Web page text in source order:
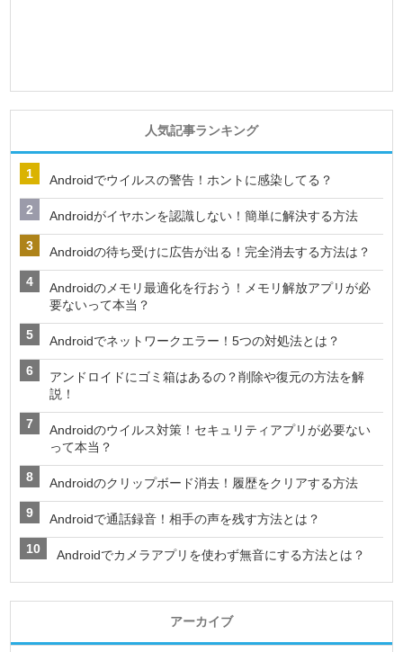
人気記事ランキング
Androidでウイルスの警告！ホントに感染してる？
Androidがイヤホンを認識しない！簡単に解決する方法
Androidの待ち受けに広告が出る！完全消去する方法は？
Androidのメモリ最適化を行おう！メモリ解放アプリが必
要ないって本当？
Androidでネットワークエラー！5つの対処法とは？
アンドロイドにゴミ箱はあるの？削除や復元の方法を解
説！
Androidのウイルス対策！セキュリティアプリが必要ない
って本当？
Androidのクリップボード消去！履歴をクリアする方法
Androidで通話録音！相手の声を残す方法とは？
Androidでカメラアプリを使わず無音にする方法とは？
アーカイブ